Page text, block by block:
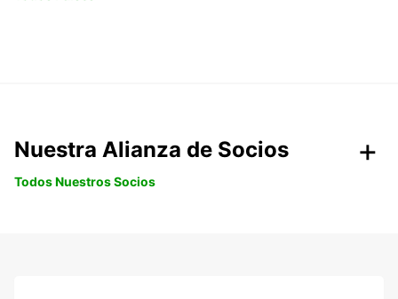
Nuestra Alianza de Socios
Todos Nuestros Socios